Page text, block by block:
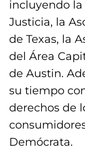
incluyendo
Justicia, la
de Texas, la
del Área
de Austin.
su tiempo
derechos de
Demócrata.